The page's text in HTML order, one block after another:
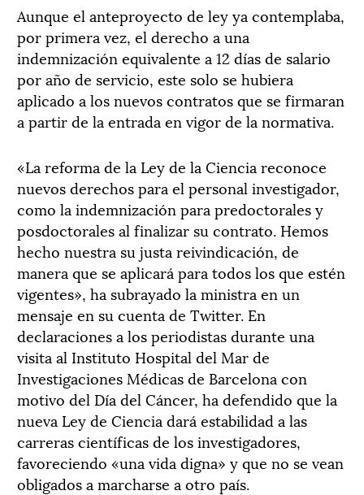
Aunque el anteproyecto de ley ya contemplaba,
por primera vez, el derecho a una
indemnización equivalente a 12 días de salario
por año de servicio, este solo se hubiera
aplicado a los nuevos contratos que se firmaran
a partir de la entrada en vigor de la normativa.
«La reforma de la Ley de la Ciencia reconoce
nuevos derechos para el personal investigador,
como la indemnización para predoctorales y
posdoctorales al finalizar su contrato. Hemos
hecho nuestra su justa reivindicación, de
manera que se aplicará para todos los que estén
vigentes», ha subrayado la ministra en un
mensaje en su cuenta de Twitter. En
declaraciones a los periodistas durante una
visita al Instituto Hospital del Mar de
Investigaciones Médicas de Barcelona con
motivo del Día del Cáncer, ha defendido que la
nueva Ley de Ciencia dará estabilidad a las
carreras científicas de los investigadores,
favoreciendo «una vida digna» y que no se vean
obligados a marcharse a otro país.